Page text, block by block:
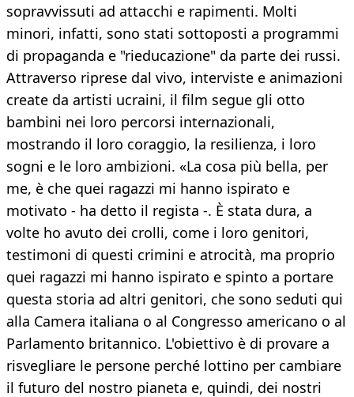
sopravvissuti ad attacchi e rapimenti. Molti
minori, infatti, sono stati sottoposti a programmi
di propaganda e "rieducazione" da parte dei russi.
Attraverso riprese dal vivo, interviste e animazioni
create da artisti ucraini, il film segue gli otto
bambini nei loro percorsi internazionali,
mostrando il loro coraggio, la resilienza, i loro
sogni e le loro ambizioni. «La cosa più bella, per
me, è che quei ragazzi mi hanno ispirato e
motivato - ha detto il regista -. È stata dura, a
volte ho avuto dei crolli, come i loro genitori,
testimoni di questi crimini e atrocità, ma proprio
quei ragazzi mi hanno ispirato e spinto a portare
questa storia ad altri genitori, che sono seduti qui
alla Camera italiana o al Congresso americano o al
Parlamento britannico. L'obiettivo è di provare a
risvegliare le persone perché lottino per cambiare
il futuro del nostro pianeta e, quindi, dei nostri